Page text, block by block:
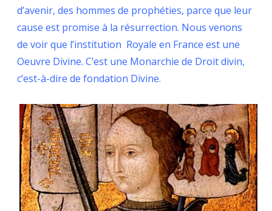
d’avenir, des hommes de prophéties, parce que leur
cause est promise à la résurrection. Nous venons
de voir que l’institution Royale en France est une
Oeuvre Divine. C’est une Monarchie de Droit divin,
c’est-à-dire de fondation Divine.